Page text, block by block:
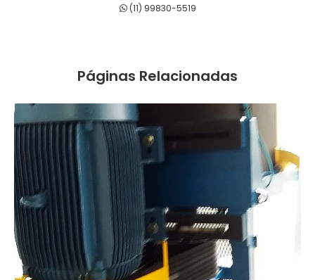
REFORMA DE MOTORES ELÉTRICOS
(11) 99830-5519
Páginas Relacionadas